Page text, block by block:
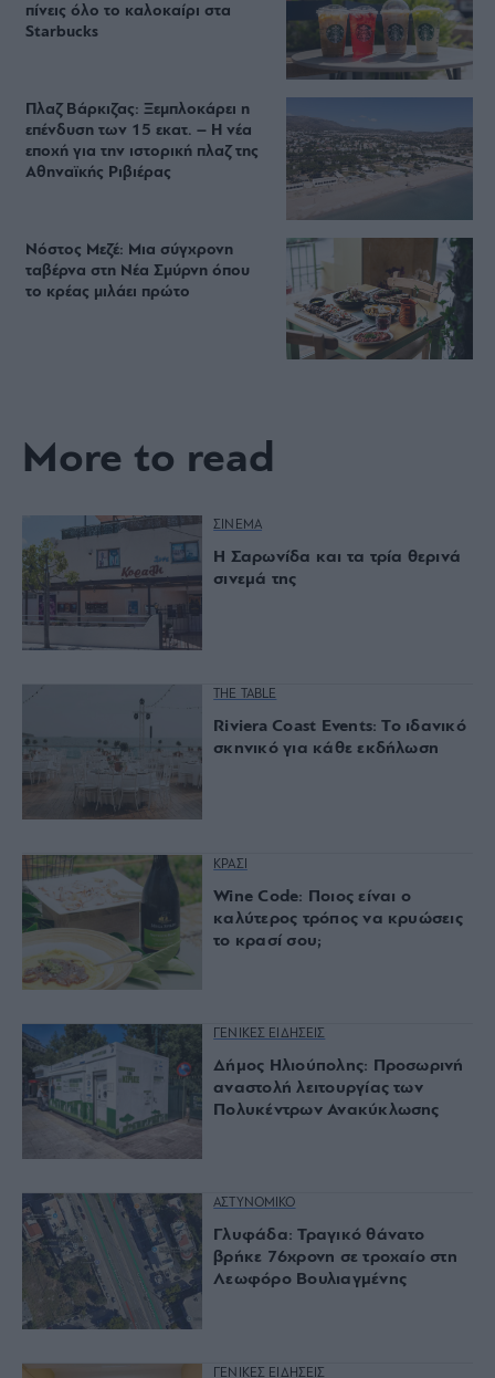
πίνεις όλο το καλοκαίρι στα
Starbucks
Πλαζ Βάρκιζας: Ξεμπλοκάρει η
επένδυση των 15 εκατ. – Η νέα
εποχή για την ιστορική πλαζ της
Αθηναϊκής Ριβιέρας
Νόστος Μεζέ: Μια σύγχρονη
ταβέρνα στη Νέα Σμύρνη όπου
το κρέας μιλάει πρώτο
More to read
ΣΙΝΕΜΑ
Η Σαρωνίδα και τα τρία θερινά
σινεμά της
THE TABLE
Riviera Coast Events: Το ιδανικό
σκηνικό για κάθε εκδήλωση
ΚΡΑΣΙ
Wine Code: Ποιος είναι ο
καλύτερος τρόπος να κρυώσεις
το κρασί σου;
ΓΕΝΙΚΕΣ ΕΙΔΗΣΕΙΣ
Δήμος Ηλιούπολης: Προσωρινή
αναστολή λειτουργίας των
Πολυκέντρων Ανακύκλωσης
ΑΣΤΥΝΟΜΙΚΟ
Γλυφάδα: Τραγικό θάνατο
βρήκε 76χρονη σε τροχαίο στη
Λεωφόρο Βουλιαγμένης
ΓΕΝΙΚΕΣ ΕΙΔΗΣΕΙΣ